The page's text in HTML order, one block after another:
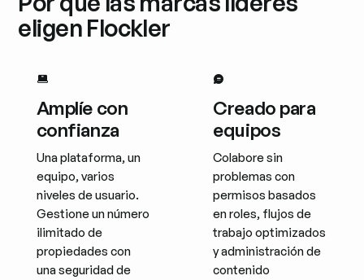
eligen Flockler
Amplíe con
confianza
Una plataforma, un
equipo, varios
niveles de usuario.
Gestione un número
ilimitado de
propiedades con
una seguridad de
Creado para
equipos
Colabore sin
problemas con
permisos basados
en roles, flujos de
trabajo optimizados
y administración de
contenido